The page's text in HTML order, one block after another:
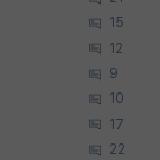
15
12
9
10
17
22